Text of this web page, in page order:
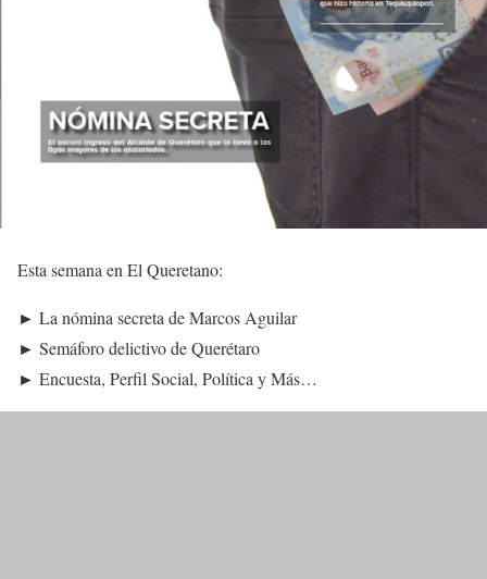
Esta semana en El Queretano:
► La nómina secreta de Marcos Aguilar
► Semáforo delictivo de Querétaro
► Encuesta, Perfil Social, Política y Más…